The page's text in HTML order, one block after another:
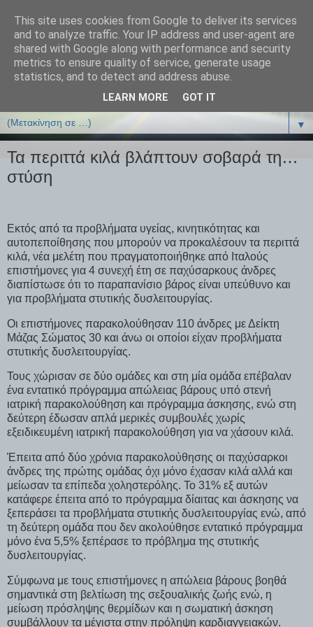
ΒΙΟΛΟΓΙΑonline.gr
Online Μαθήματα Βιολογίας
▼
Τα περιττά κιλά βλάπτουν σοβαρά τη…
στύση
Εκτός από τα προβλήματα υγείας, κινητικότητας και
αυτοπεποίθησης που μπορούν να προκαλέσουν τα περιττά
κιλά, νέα μελέτη που πραγματοποιήθηκε από Ιταλούς
επιστήμονες για 4 συνεχή έτη σε παχύσαρκους άνδρες
διαπίστωσε ότι το παραπανίσιο βάρος είναι υπεύθυνο και
για προβλήματα στυτικής δυσλειτουργίας.
Οι επιστήμονες παρακολούθησαν 110 άνδρες με Δείκτη
Μάζας Σώματος 30 και άνω οι οποίοι είχαν προβλήματα
στυτικής δυσλειτουργίας.
Τους χώρισαν σε δύο ομάδες και στη μία ομάδα επέβαλαν
ένα εντατικό πρόγραμμα απώλειας βάρους υπό στενή
ιατρική παρακολούθηση και πρόγραμμα άσκησης, ενώ στη
δεύτερη έδωσαν απλά μερικές συμβουλές χωρίς
εξειδικευμένη ιατρική παρακολούθηση για να χάσουν κιλά.
Έπειτα από δύο χρόνια παρακολούθησης οι παχύσαρκοι
άνδρες της πρώτης ομάδας όχι μόνο έχασαν κιλά αλλά και
μείωσαν τα επίπεδα χοληστερόλης. Το 31% εξ αυτών
κατάφερε έπειτα από το πρόγραμμα δίαιτας και άσκησης να
ξεπεράσει τα προβλήματα στυτικής δυσλειτουργίας ενώ, από
τη δεύτερη ομάδα που δεν ακολούθησε εντατικό πρόγραμμα
μόνο ένα 5,5% ξεπέρασε το πρόβλημα της στυτικής
δυσλειτουργίας.
Σύμφωνα με τους επιστήμονες η απώλεια βάρους βοηθά
σημαντικά στη βελτίωση της σεξουαλικής ζωής ενώ, η
μείωση πρόσληψης θερμίδων και η σωματική άσκηση
συμβάλλουν τα μέγιστα στην πρόληψη καρδιαγγειακών.
This site uses cookies from Google to deliver its services
and to analyze traffic. Your IP address and user-agent are
shared with Google along with performance and security
metrics to ensure quality of service, generate usage
statistics, and to detect and address abuse.
LEARN MORE GOT IT